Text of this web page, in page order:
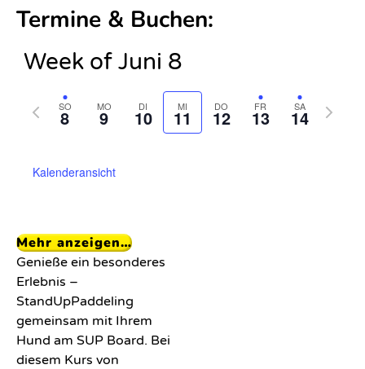
Mur
Schnupperkurs
Grundkurs
Work
Set
Tour
Steckerlfisch
SUP
Tour
Termine & Buchen:
Week of Juni 8
SO
8 MO
9 DI
10 MI
11 DO
12 FR
13 SA
14
Previous
Next
Kalenderansicht
Mehr anzeigen…
Genieße ein besonderes
Erlebnis –
StandUpPaddeling
gemeinsam mit Ihrem
Hund am SUP Board. Bei
diesem Kurs von